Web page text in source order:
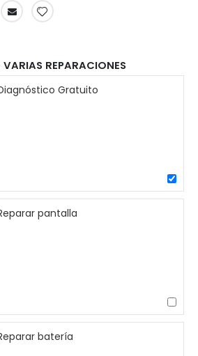
REPARACIONES
Gratuito
pantalla
batería